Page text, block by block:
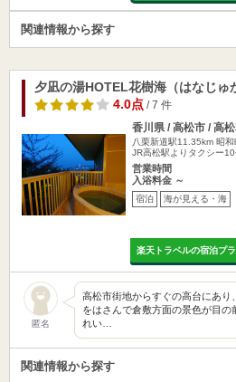
関連情報から探す
夕凪の湯HOTEL花樹海（はなじゅ
4.0点/ 7 件
香川県 / 高松市 / 高
八栗新道駅11.35km 昭
JR高松駅よりタクシー
営業時間
入浴料金 ～
宿泊 海が見える・海
楽天トラベルの宿泊プ
匿名
高松市街地からすぐの高台にあ
をはさんで倉敷方面の景色が目の
れい…
関連情報から探す